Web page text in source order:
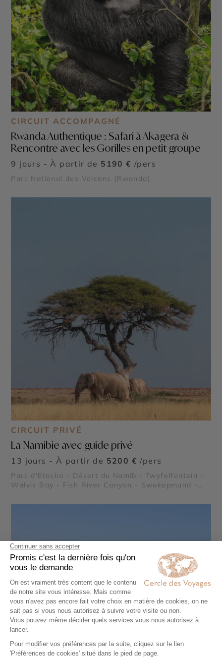
CIRCUIT ACCOMPAGNÉ
Rwanda Authentique : Safari à Akagera &
Rencontre avec les Gorilles en petit groupe
9 jours - À partir de 5190 € /pers
Parc National des Volcans (Rwanda)
CIRCUIT PRIVÉ
La Namibie avec guide privé
13 jours - À partir de 5200 € /pers
Parc d'Etosha - Désert du Namib - Twyfelfontein -
Walvis Bay - Fish River Canyon - Swakopmund -